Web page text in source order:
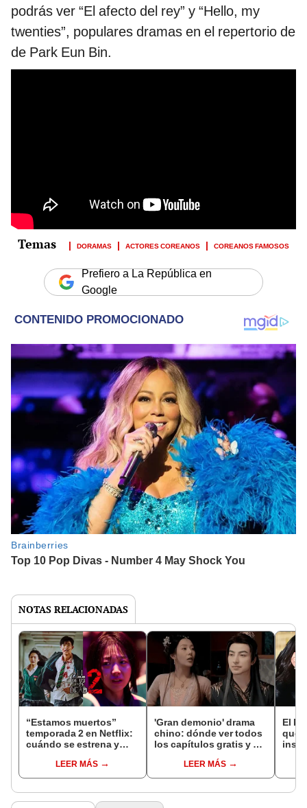
podrás ver “El afecto del rey” y “Hello, my
twenties”, populares dramas en el repertorio de
de Park Eun Bin.
DORAMAS ACTORES COREANOS COREANOS FAMOSOS
Prefiero a La República en
Google
NOTAS RELACIONADAS
“Estamos muertos”
temporada 2 en Netflix:
cuándo se estrena y
temporadaLEER MÁS
'Gran demonio' drama
chino: dónde ver todos
los capítulos gratis y en
LEER MÁS
El k-
que